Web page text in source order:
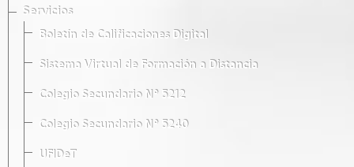
Servicios
Boletín de Calificaciones Digital
Sistema Virtual de Formación a Distancia
Colegio Secundario Nº 5212
Colegio Secundario Nº 5240
UFIDeT